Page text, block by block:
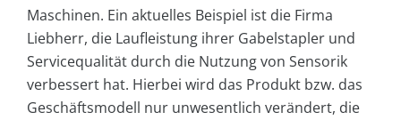
Maschinen. Ein aktuelles Beispiel ist die Firma
Liebherr, die Laufleistung ihrer Gabelstapler und
Servicequalität durch die Nutzung von Sensorik
verbessert hat. Hierbei wird das Produkt bzw. das
Geschäftsmodell nur unwesentlich verändert, die